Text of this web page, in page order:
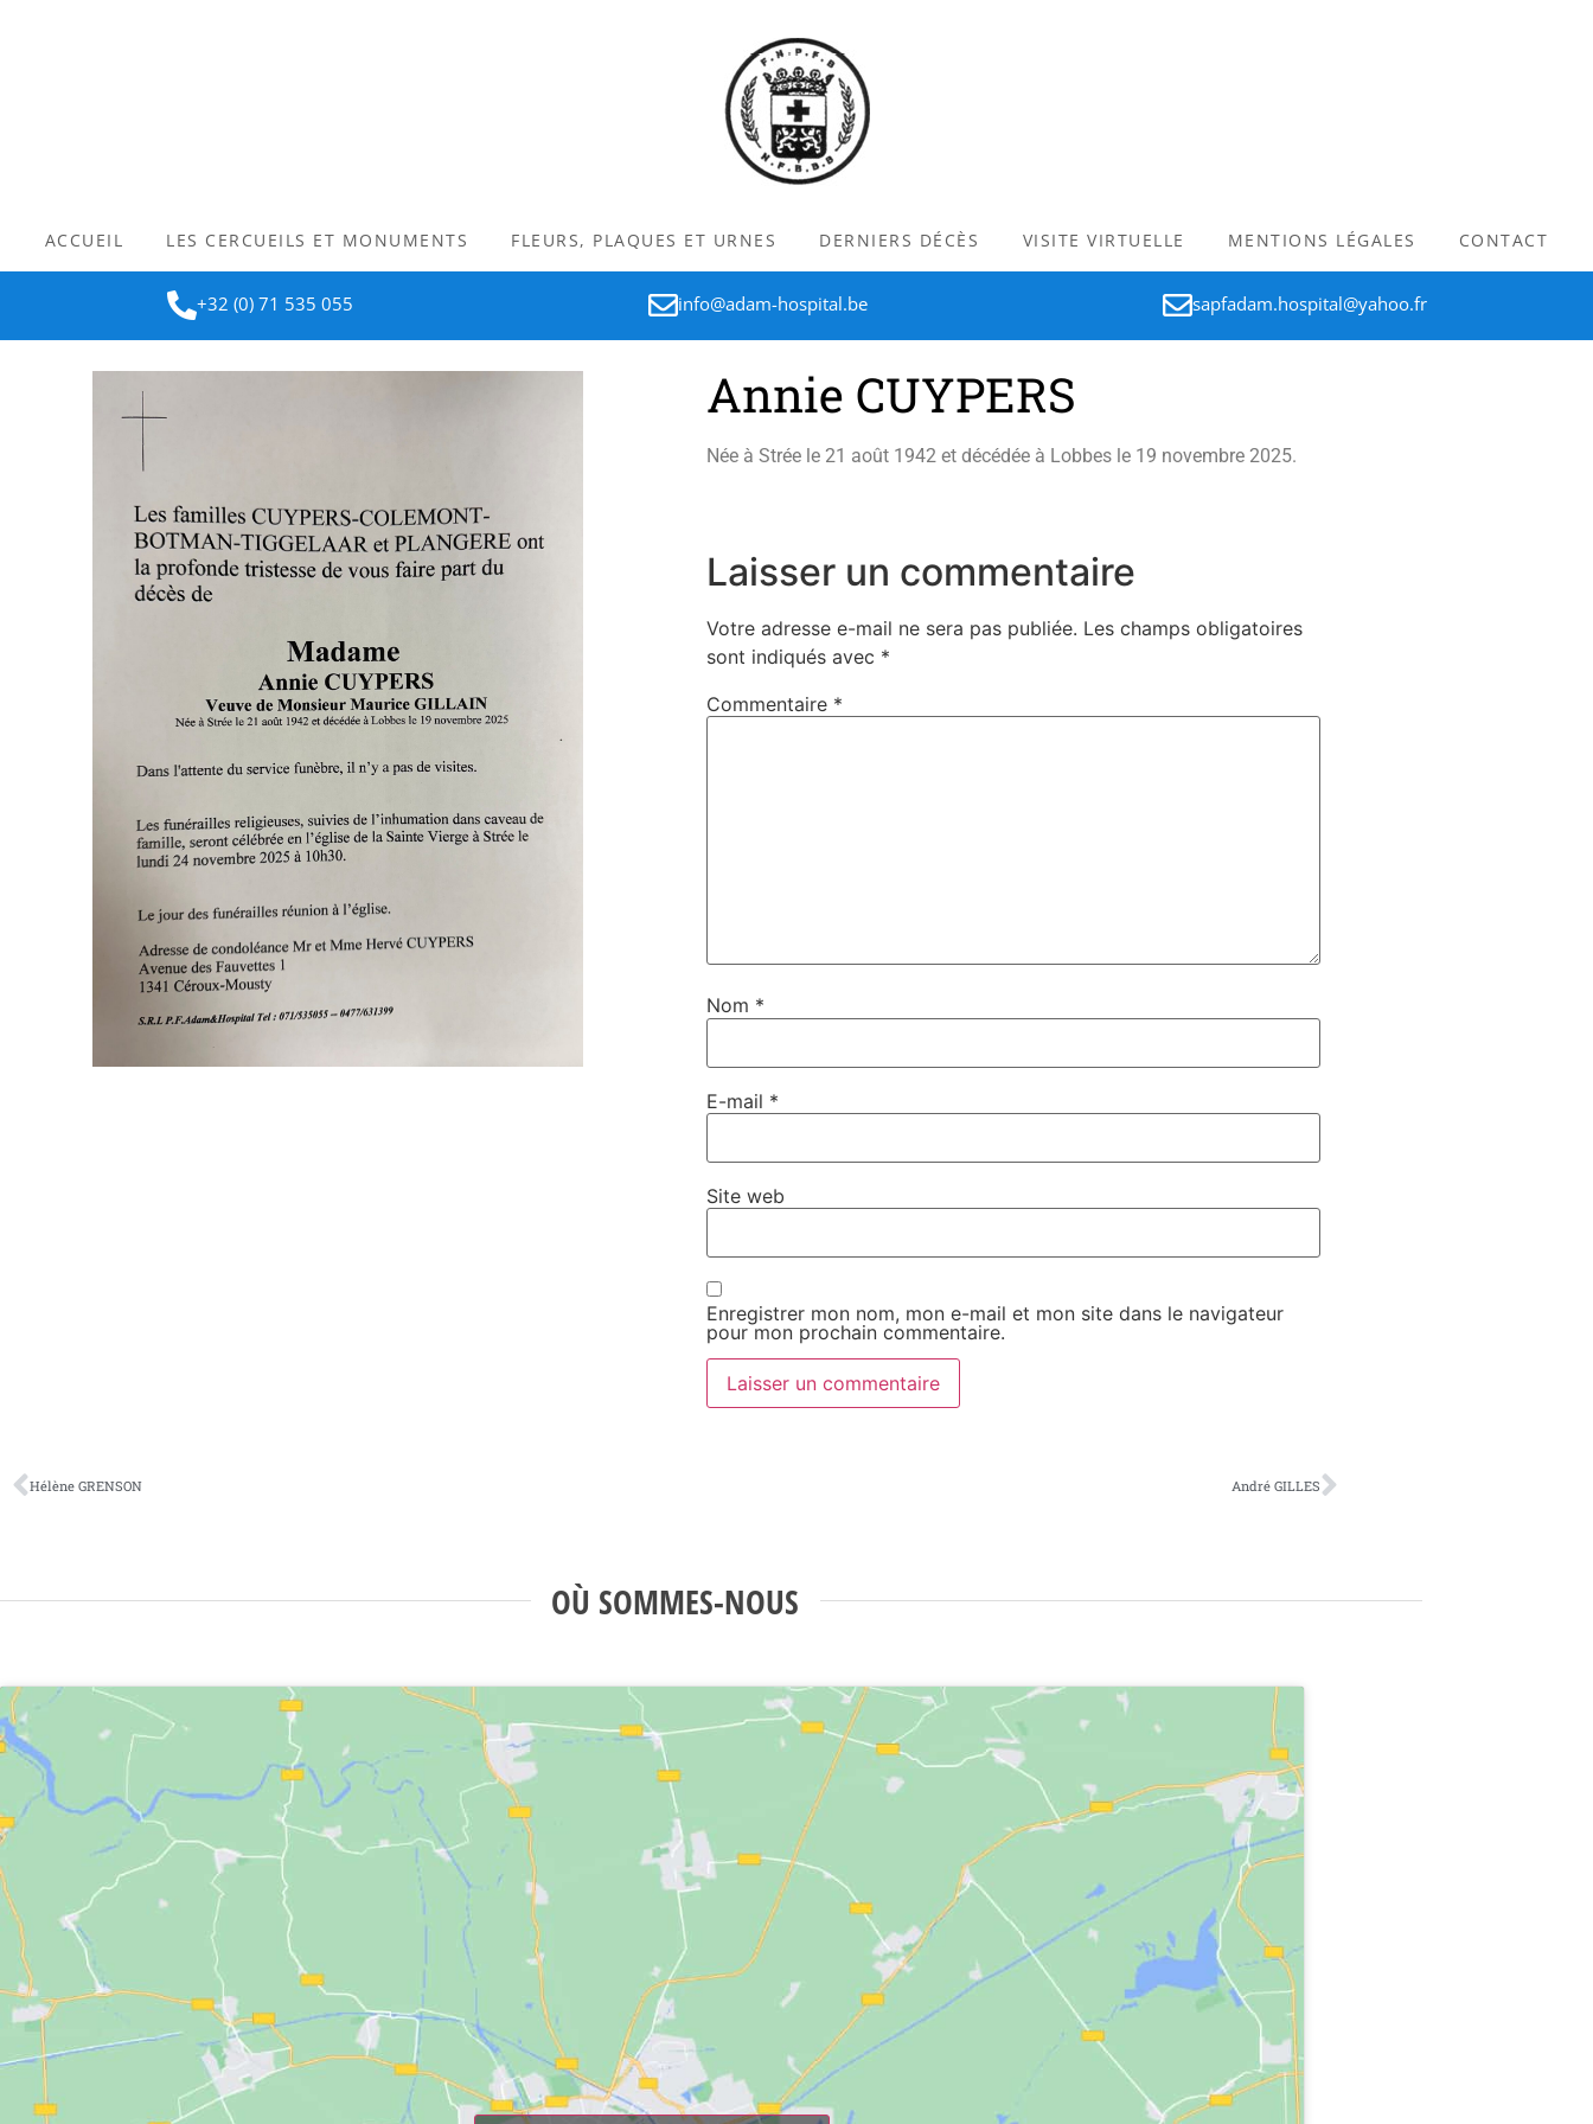
ACCUEIL LES CERCUEILS ET MONUMENTS FLEURS, PLAQUES ET URNES DERNIERS DÉCÈS VISITE VIRTUELLE MENTIONS LÉGALES CONTACT
+32 (0) 71 535 055 info@adam-hospital.be sapfadam.hospital@yahoo.fr
Annie CUYPERS
Née à Strée le 21 août 1942 et décédée à Lobbes le 19 novembre 2025.
Laisser un commentaire
Votre adresse e-mail ne sera pas publiée. Les champs obligatoires
sont indiqués avec *
Commentaire *
Nom *
E-mail *
Site web
Enregistrer mon nom, mon e-mail et mon site dans le navigateur
pour mon prochain commentaire.
Hélène GRENSON André GILLES
OÙ SOMMES-NOUS